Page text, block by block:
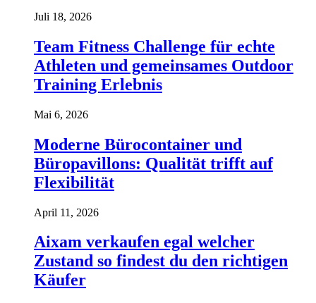
Juli 18, 2026
Team Fitness Challenge für echte
Athleten und gemeinsames Outdoor
Training Erlebnis
Mai 6, 2026
Moderne Bürocontainer und
Büropavillons: Qualität trifft auf
Flexibilität
April 11, 2026
Aixam verkaufen egal welcher
Zustand so findest du den richtigen
Käufer